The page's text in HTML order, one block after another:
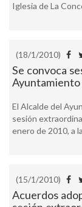
Iglesia de La
(18/1/2010)
Se convoca
El Alcalde del
sesión
enero de 2010, a
(15/1/2010)
Acuerdos